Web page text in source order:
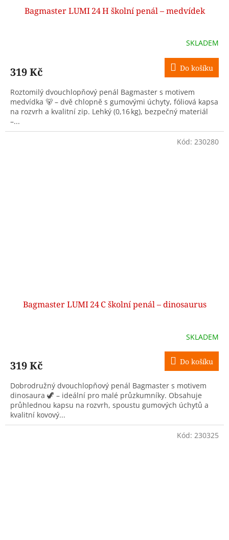
Bagmaster LUMI 24 H školní penál – medvídek
SKLADEM
319 Kč Do košíku
Roztomilý dvouchlopňový penál Bagmaster s motivem
medvídka 🐻 – dvě chlopně s gumovými úchyty, fóliová kapsa
na rozvrh a kvalitní zip. Lehký (0,16 kg), bezpečný materiál
–...
Bagmaster LUMI 24 C školní penál – dinosaurus
SKLADEM
319 Kč Do košíku
Dobrodružný dvouchlopňový penál Bagmaster s motivem
dinosaura 🦖 – ideální pro malé průzkumníky. Obsahuje
průhlednou kapsu na rozvrh, spoustu gumových úchytů a
kvalitní kovový...
Kód: 230280
Kód: 230325